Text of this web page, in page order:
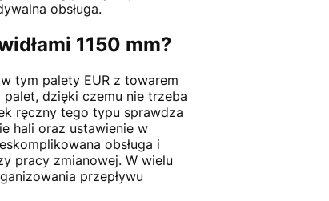
obsługa.
1150 mm?
tym palety EUR z towarem
palet, dzięki czemu nie trzeba
ręczny tego typu sprawdza
hali oraz ustawienie w
obsługa i
pracy zmianowej. W wielu
przepływu